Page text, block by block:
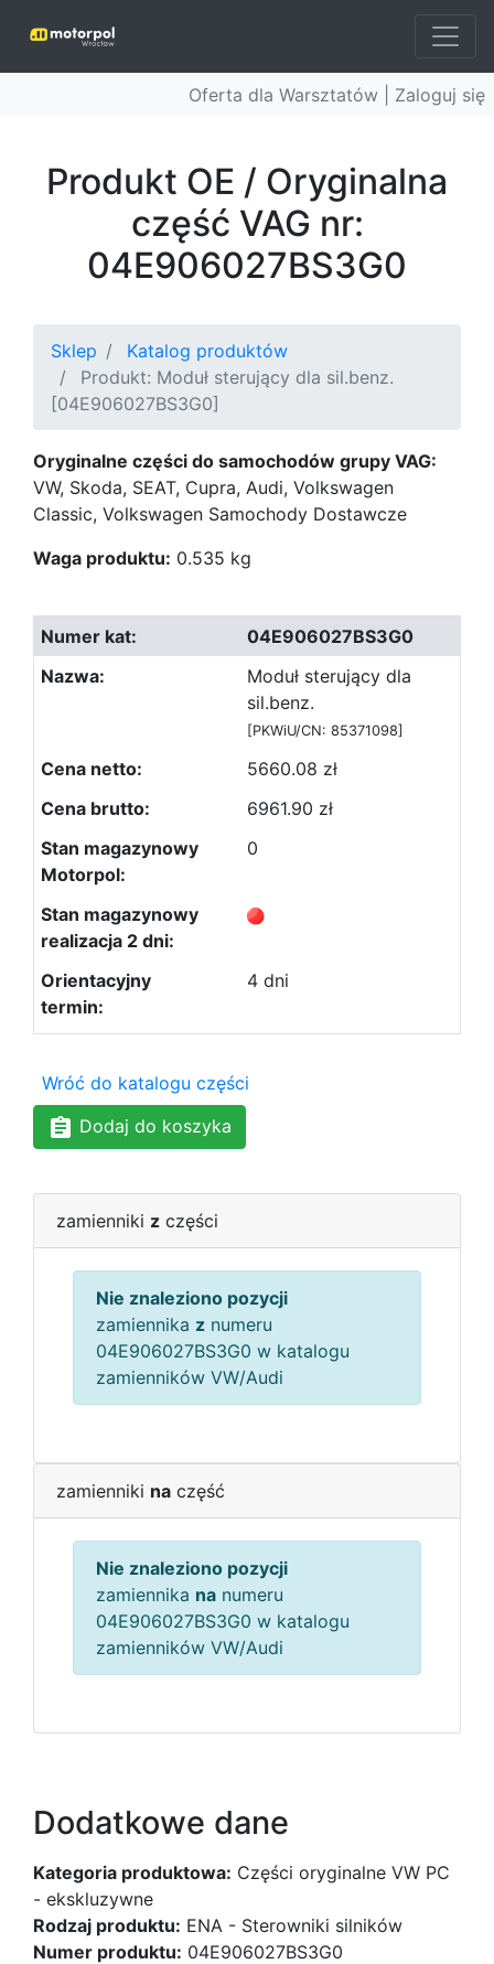
Oferta dla Warsztatów | Zaloguj się
Produkt OE / Oryginalna
część VAG nr:
04E906027BS3G0
Sklep
Katalog produktów
Produkt: Moduł sterujący dla sil.benz.
[04E906027BS3G0]
Oryginalne części do samochodów grupy VAG:
VW, Skoda, SEAT, Cupra, Audi, Volkswagen
Classic, Volkswagen Samochody Dostawcze
Waga produktu: 0.535 kg
04E906027BS3G0
Moduł sterujący dla
sil.benz.
[PKWiU/CN: 85371098]
5660.08 zł
6961.90 zł
0
4 dni
Wróć do katalogu części
Dodaj do koszyka
zamienniki z części
Nie znaleziono pozycji
zamiennika z numeru
04E906027BS3G0 w katalogu
zamienników VW/Audi
zamienniki na część
Nie znaleziono pozycji
zamiennika na numeru
04E906027BS3G0 w katalogu
zamienników VW/Audi
Dodatkowe dane
Kategoria produktowa: Części oryginalne VW PC
- ekskluzywne
Rodzaj produktu: ENA - Sterowniki silników
Numer produktu: 04E906027BS3G0